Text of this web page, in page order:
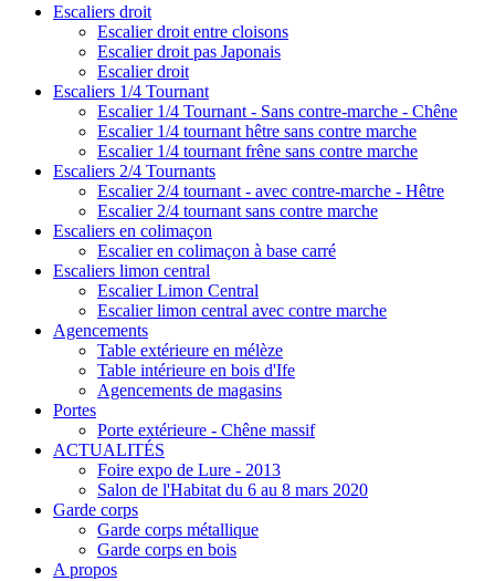
Escaliers droit
Escalier droit entre cloisons
Escalier droit pas Japonais
Escalier droit
Escaliers 1/4 Tournant
Escalier 1/4 Tournant - Sans contre-marche - Chêne
Escalier 1/4 tournant hêtre sans contre marche
Escalier 1/4 tournant frêne sans contre marche
Escaliers 2/4 Tournants
Escalier 2/4 tournant - avec contre-marche - Hêtre
Escalier 2/4 tournant sans contre marche
Escaliers en colimaçon
Escalier en colimaçon à base carré
Escaliers limon central
Escalier Limon Central
Escalier limon central avec contre marche
Agencements
Table extérieure en mélèze
Table intérieure en bois d'Ife
Agencements de magasins
Portes
Porte extérieure - Chêne massif
ACTUALITÉS
Foire expo de Lure - 2013
Salon de l'Habitat du 6 au 8 mars 2020
Garde corps
Garde corps métallique
Garde corps en bois
A propos